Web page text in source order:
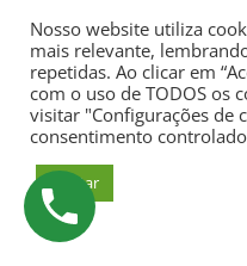

R. Mal. Deodoro da
Centro, União da Vitória
CEP84600-115
 (42) 3522-0553
uniuv@uniuv.edu.br
Nosso website utiliza
mais relevante,
repetidas. Ao clicar em
com o uso de TODOS os
visitar "Configurações de
consentimento
Aceitar